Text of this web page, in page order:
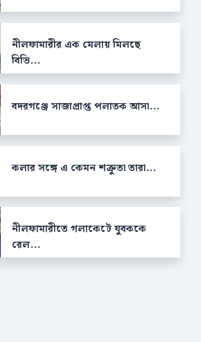
নীলফামারীর এক মেলায় মিলছে
বিভি...
বদরগঞ্জে সাজাপ্রাপ্ত পলাতক আসা...
কলার সঙ্গে এ কেমন শক্রুতা তারা...
নীলফামারীতে গলাকেটে যুবককে
রেল...